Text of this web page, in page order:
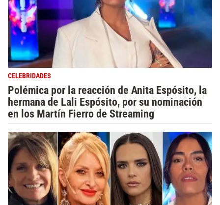
CELEBRIDADES
Polémica por la reacción de Anita Espósito, la
hermana de Lali Espósito, por su nominación
en los Martín Fierro de Streaming